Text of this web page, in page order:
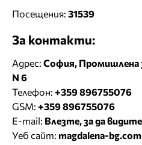
Посещения: 31539
За контакти:
Адрес: София, Промишлена
N 6
Телефон: +359 896755076
GSM: +359 896755076
E-mail: Влезте, за да
Уеб сайт: magdalena-bg.com